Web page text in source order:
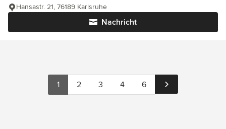
Nachricht
Hansastr. 21, 76189 Karlsruhe
1 2 3 4 6